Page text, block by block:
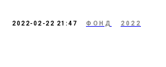
2022-02-22 21:47 ФОНД 2022